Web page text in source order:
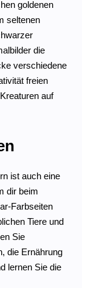
goldenen
seltenen
die
verschiedene
freien
auf
ist auch eine
dir beim
Farbseiten
Tiere und
Sie
die Ernährung
lernen Sie die